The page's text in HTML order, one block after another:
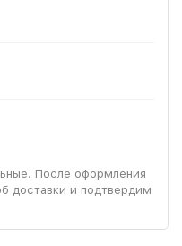
После оформления
доставки и подтвердим